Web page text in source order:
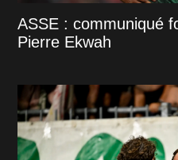
ASSE : communiqué
Pierre Ekwah